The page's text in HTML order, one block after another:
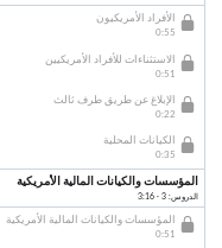
الأفراد الأمريكيون
0:55
الاستثناءات للأفراد الأمريكيين
0:51
الإبلاغ عن طريق طرف ثالث
0:22
الكيانات المحلية
0:35
المؤسسات والكيانات المالية الأمريكية
الدروس: 3 · 3:16
المؤسسات والكيانات المالية الأمريكية
0:51